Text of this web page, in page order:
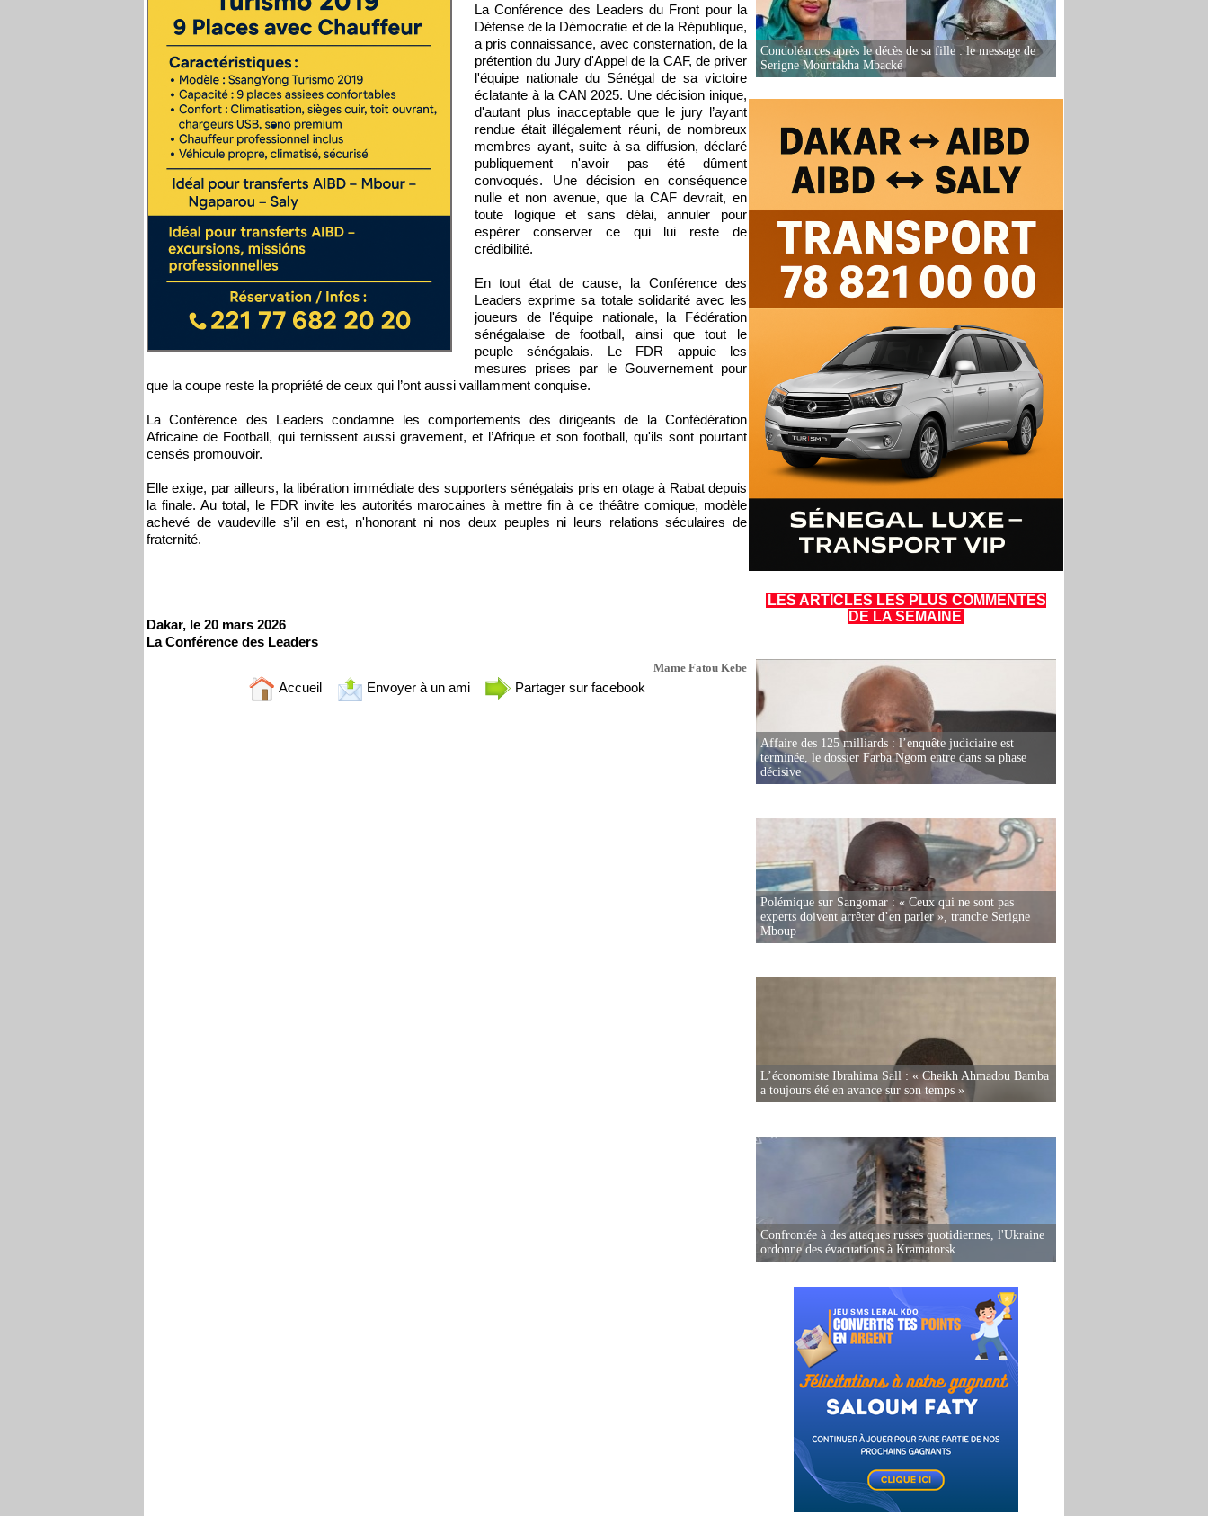
La Conférence des Leaders du Front pour la
Défense de la Démocratie et de la République,
a pris connaissance, avec consternation, de la
prétention du Jury d'Appel de la CAF, de priver
l'équipe nationale du Sénégal de sa victoire
éclatante à la CAN 2025. Une décision inique,
d'autant plus inacceptable que le jury l’ayant
rendue était illégalement réuni, de nombreux
membres ayant, suite à sa diffusion, déclaré
publiquement n'avoir pas été dûment
convoqués. Une décision en conséquence
nulle et non avenue, que la CAF devrait, en
toute logique et sans délai, annuler pour
espérer conserver ce qui lui reste de
crédibilité.
En tout état de cause, la Conférence des
Leaders exprime sa totale solidarité avec les
joueurs de l'équipe nationale, la Fédération
sénégalaise de football, ainsi que tout le
peuple sénégalais. Le FDR appuie les
mesures prises par le Gouvernement pour
que la coupe reste la propriété de ceux qui l’ont aussi vaillamment conquise.
La Conférence des Leaders condamne les comportements des dirigeants de la Confédération
Africaine de Football, qui ternissent aussi gravement, et l’Afrique et son football, qu'ils sont pourtant
censés promouvoir.
Elle exige, par ailleurs, la libération immédiate des supporters sénégalais pris en otage à Rabat depuis
la finale. Au total, le FDR invite les autorités marocaines à mettre fin à ce théâtre comique, modèle
achevé de vaudeville s’il en est, n'honorant ni nos deux peuples ni leurs relations séculaires de
fraternité.
Dakar, le 20 mars 2026
La Conférence des Leaders
Mame Fatou Kebe
Accueil Envoyer à un ami Partager sur facebook
Condoléances après le décès de sa fille : le message de
Serigne Mountakha Mbacké
LES ARTICLES LES PLUS COMMENTÉS
DE LA SEMAINE
Affaire des 125 milliards : l’enquête judiciaire est
terminée, le dossier Farba Ngom entre dans sa phase
décisive
Polémique sur Sangomar : « Ceux qui ne sont pas
experts doivent arrêter d’en parler », tranche Serigne
Mboup
L’économiste Ibrahima Sall : « Cheikh Ahmadou Bamba
a toujours été en avance sur son temps »
Confrontée à des attaques russes quotidiennes, l'Ukraine
ordonne des évacuations à Kramatorsk